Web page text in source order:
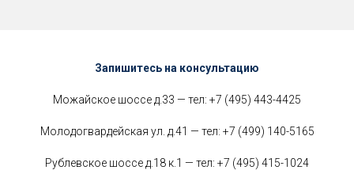
Запишитесь на консультацию
Можайское шоссе д.33 — тел: +7 (495) 443-4425
Молодогвардейская ул. д.41 — тел: +7 (499) 140-5165
Рублевское шоссе д.18 к.1 — тел: +7 (495) 415-1024